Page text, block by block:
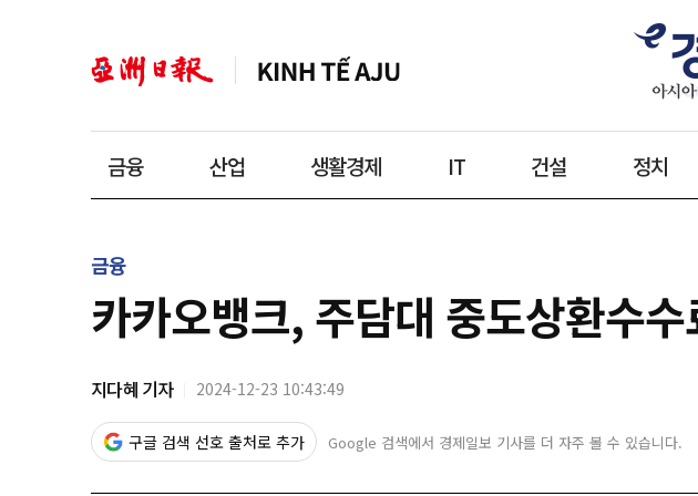
금융 산업 생활경제 IT 건설 정치
금융
카카오뱅크, 주담대 중도상환수
지다혜 기자 2024-12-23 10:43:49
구글 검색 선호 출처로 추가 Google 검색에서 경제일보 기사를 더 자주 볼 수 있습니다.